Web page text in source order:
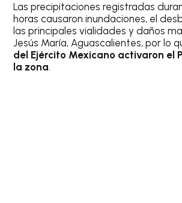
Las precipitaciones registradas
horas causaron inundaciones, el
las principales vialidades y daños
Jesús María, Aguascalientes, por lo
del Ejército Mexicano activaron el
la zona.